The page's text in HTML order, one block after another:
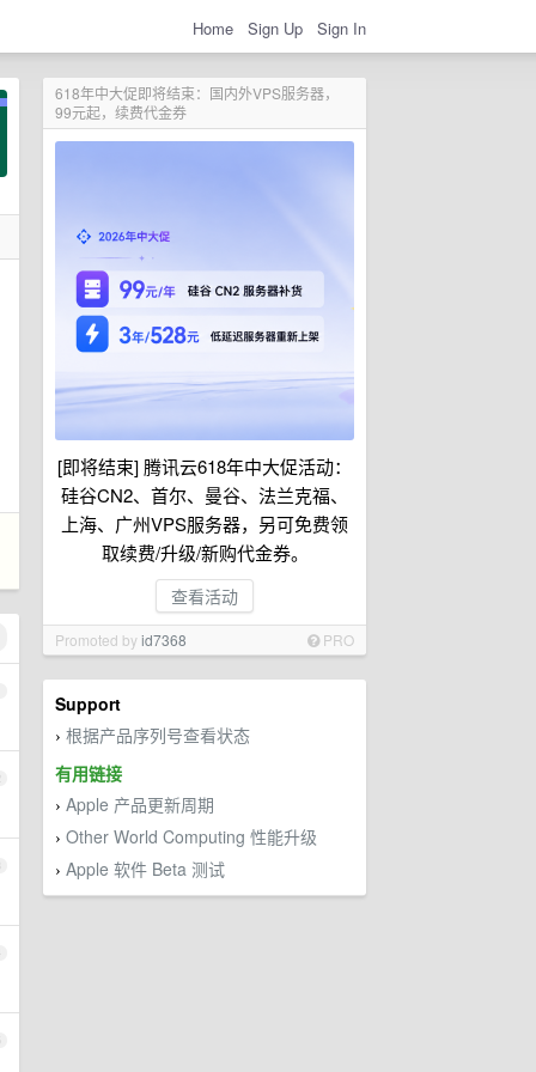
Home Sign Up Sign In
618年中大促即将结束：国内外VPS服务器，
99元起，续费代金券
[即将结束] 腾讯云618年中大促活动：
硅谷CN2、首尔、曼谷、法兰克福、
上海、广州VPS服务器，另可免费领
取续费/升级/新购代金券。
查看活动
Promoted byid7368 PRO
Support
› 根据产品序列号查看状态
有用链接
› Apple 产品更新周期
› Other World Computing 性能升级
› Apple 软件 Beta 测试